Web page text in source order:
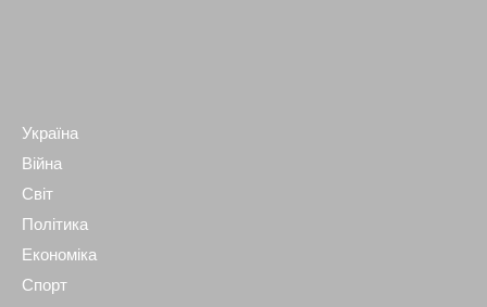
Україна
Війна
Світ
Політика
Економіка
Спорт